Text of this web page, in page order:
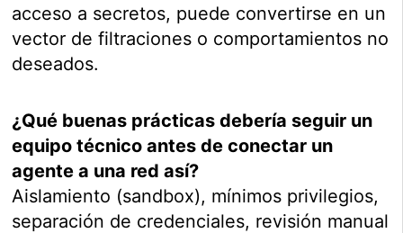
acceso a secretos, puede convertirse en un
vector de filtraciones o comportamientos no
deseados.
¿Qué buenas prácticas debería seguir un
equipo técnico antes de conectar un
agente a una red así?
Aislamiento (sandbox), mínimos privilegios,
separación de credenciales, revisión manual